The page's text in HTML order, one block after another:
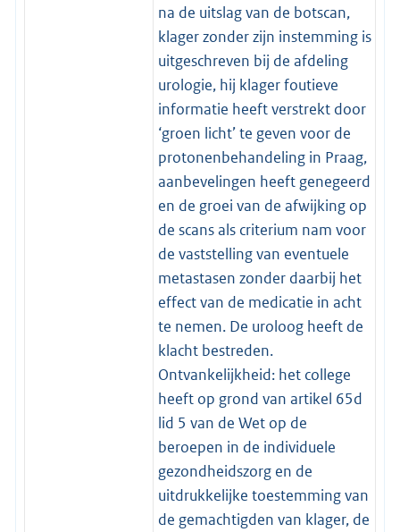
na de uitslag van de botscan,
klager zonder zijn instemming is
uitgeschreven bij de afdeling
urologie, hij klager foutieve
informatie heeft verstrekt door
‘groen licht’ te geven voor de
protonenbehandeling in Praag,
aanbevelingen heeft genegeerd
en de groei van de afwijking op
de scans als criterium nam voor
de vaststelling van eventuele
metastasen zonder daarbij het
effect van de medicatie in acht
te nemen. De uroloog heeft de
klacht bestreden.
Ontvankelijkheid: het college
heeft op grond van artikel 65d
lid 5 van de Wet op de
beroepen in de individuele
gezondheidszorg en de
uitdrukkelijke toestemming van
de gemachtigden van klager, de